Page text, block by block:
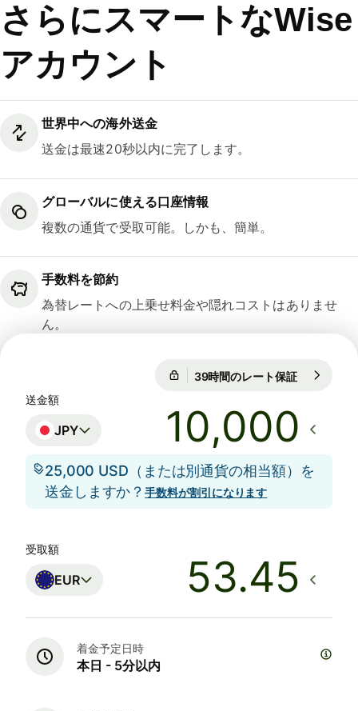
さらにスマートなWise
アカウント
世界中への海外送金
送金は最速20秒以内に完了します。
グローバルに使える口座情報
複数の通貨で受取可能。しかも、簡単。
手数料を節約
為替レートへの上乗せ料金や隠れコストはありませ
ん。
39時間のレート保証
送金額
JPY
25,000 USD（または別通貨の相当額）を
送金しますか？手数料が割引になります
受取額
EUR
着金予定日時
本日 - 5分以内